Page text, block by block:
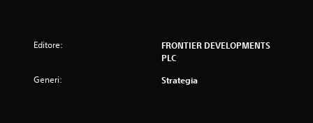
Editore:
FRONTIER DEVELOPMENTS
PLC
Generi: Strategia